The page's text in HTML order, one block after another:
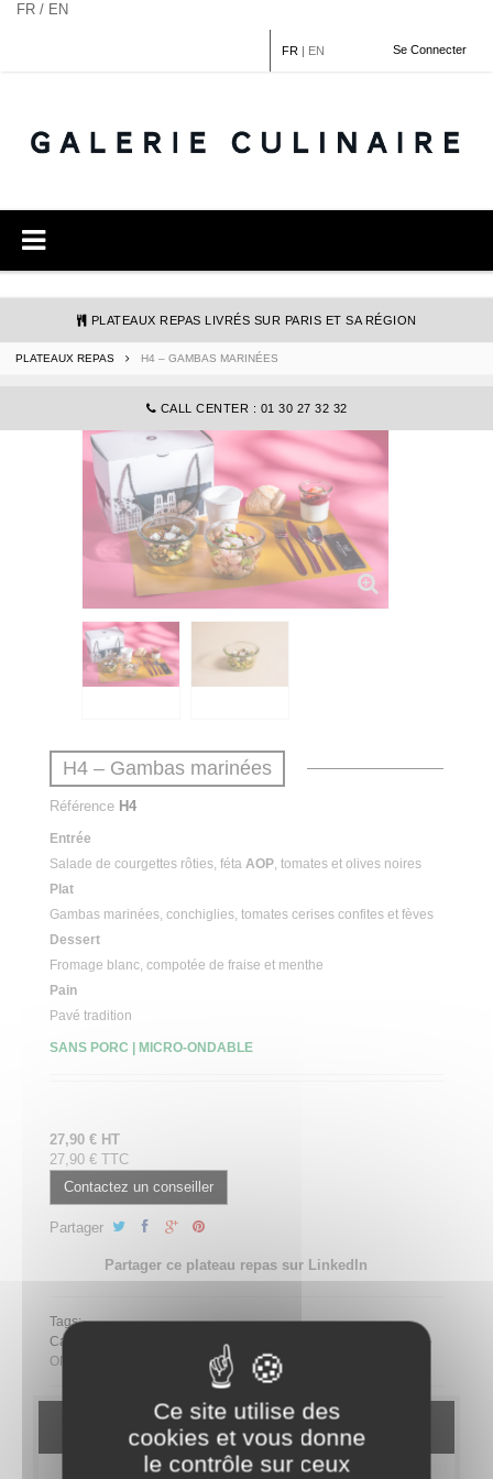
FR / EN
Se Connecter
FR| EN
PLATEAUX REPAS LIVRÉS SUR PARIS ET SA RÉGION
COMMANDE@GALERIECULINAIRE.FR
CALL CENTER : 01 30 27 32 32
PLATEAUX REPAS H4 – GAMBAS MARINÉES
H4 – Gambas marinées
Référence H4
Entrée
Salade de courgettes rôties, féta AOP, tomates et olives noires
Plat
Gambas marinées, conchiglies, tomates cerises confites et fèves
Dessert
Fromage blanc, compotée de fraise et menthe
Pain
Pavé tradition
SANS PORC | MICRO-ONDABLE
27,90 € HT
27,90 € TTC
Contactez un conseiller
Partager
Partager ce plateau repas sur LinkedIn
Tags:
Catégorie
PLATEAUX REPAS
MICRO-
ONDABLE
DESCRIPTION
Panneau de gestion des cookies
Ce site utilise des
cookies et vous donne
le contrôle sur ceux